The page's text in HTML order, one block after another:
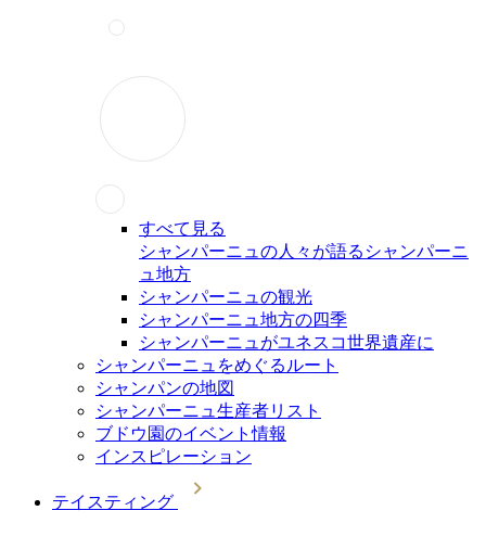
すべて見る
シャンパーニュの人々が語るシャンパーニ
ュ地方
シャンパーニュの観光
シャンパーニュ地方の四季
シャンパーニュがユネスコ世界遺産に
シャンパーニュをめぐるルート
シャンパンの地図
シャンパーニュ生産者リスト
ブドウ園のイベント情報
インスピレーション
テイスティング